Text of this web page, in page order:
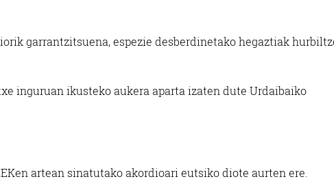
garrantzitsuena, espezie desberdinetako hegaztiak
inguruan ikusteko aukera aparta izaten dute Urdaibaiko
artean sinatutako akordioari eutsiko diote aurten ere.